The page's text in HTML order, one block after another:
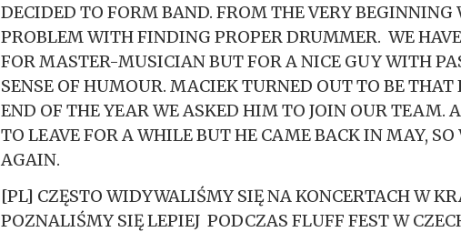
DECIDED TO FORM BAND. FROM THE VERY BEGINNING
PROBLEM WITH FINDING PROPER DRUMMER. WE
FOR MASTER-MUSICIAN BUT FOR A NICE GUY WITH
SENSE OF HUMOUR. MACIEK TURNED OUT TO BE
END OF THE YEAR WE ASKED HIM TO JOIN OUR TEAM.
TO LEAVE FOR A WHILE BUT HE CAME BACK IN MAY, SO
AGAIN.
[PL] CZĘSTO WIDYWALIŚMY SIĘ NA KONCERTACH W
POZNALIŚMY SIĘ LEPIEJ PODCZAS FLUFF FEST W